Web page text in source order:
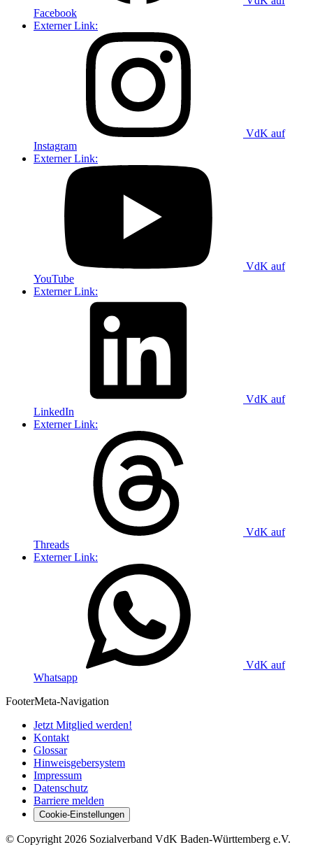
Facebook
Externer Link:
VdK auf
Instagram
Externer Link:
VdK auf
YouTube
Externer Link:
VdK auf
LinkedIn
Externer Link:
VdK auf
Threads
Externer Link:
VdK auf
Whatsapp
FooterMeta-Navigation
Jetzt Mitglied werden!
Kontakt
Glossar
Hinweisgebersystem
Impressum
Datenschutz
Barriere melden
Cookie-Einstellungen
© Copyright 2026 Sozialverband VdK Baden-Württemberg e.V.